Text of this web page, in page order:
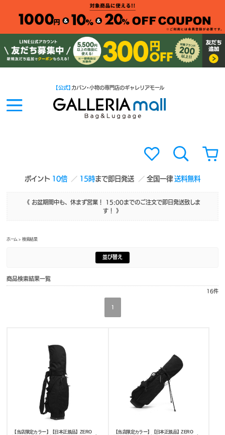
ポイント 10倍 15時まで即日発送 全国一律送料無料
【公式】 カバン・小物の専門店のギャレリアモール
《 お盆期間中も、休まず営業！ 15:00までのご注文で即日発送致しま
す！ 》
ホーム > 検索結果
並び替え
商品検索結果一覧
16件
1
【当店限定カラー】【日本正規品】ZERO
【当店限定カラー】【日本正規品】ZERO